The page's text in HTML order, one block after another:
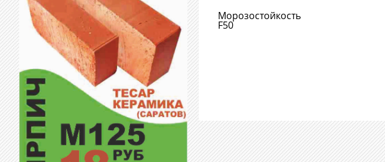
Морозостойкость
F50